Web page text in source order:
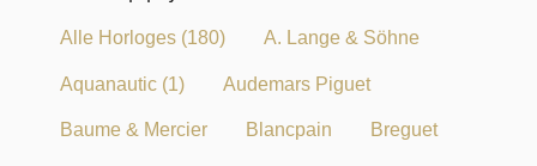
Alle Horloges (180) A. Lange & Söhne
Aquanautic (1) Audemars Piguet
Baume & Mercier Blancpain Breguet